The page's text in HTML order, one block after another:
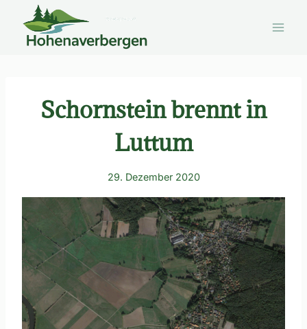
Inhalt
springen
Schornstein brennt in
Luttum
29. Dezember 2020